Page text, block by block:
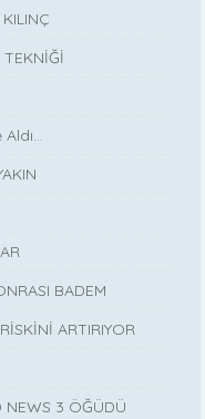
TEKNİĞİ
BADEM
ARTIRIYOR
NEWS 3 ÖĞÜDÜ